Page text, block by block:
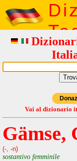
Vai al dizionario
Gämse,
(-, -n)
sostantivo femminile